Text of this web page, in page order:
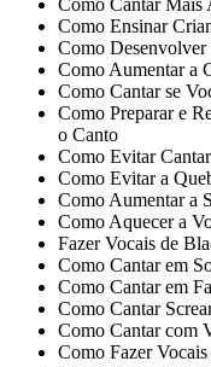
Como Ensinar
Como Desenvolver
Como Aumentar a
Como Cantar se
Como Preparar e
o Canto
Como Evitar
Como Evitar a
Como Aumentar a
Como Aquecer a
Fazer Vocais de
Como Cantar em
Como Cantar em
Como Cantar
Como Cantar com
Como Fazer